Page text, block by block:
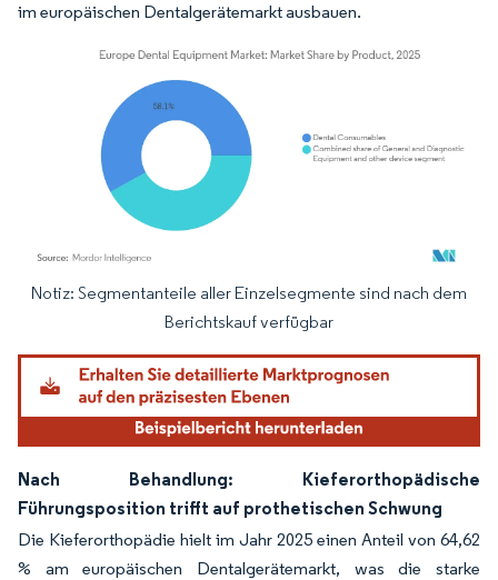
im europäischen Dentalgerätemarkt ausbauen.
Bild © Mordor Intelligence. Wiederverwendung erfordert Namensnennung
Notiz: Segmentanteile aller Einzelsegmente sind nach dem
Berichtskauf verfügbar
Nach Behandlung: Kieferorthopädische
Führungsposition trifft auf prothetischen Schwung
Die Kieferorthopädie hielt im Jahr 2025 einen Anteil von 64,62
% am europäischen Dentalgerätemarkt, was die starke